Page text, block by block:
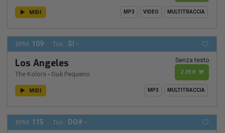
MIDI MP3 VIDEO MULTITRACCIA
BPM: 109 Ton.: SI -
Los Angeles
The Kolors - Guè Pequeno
Senza testo
2,19 €
MIDI MP3 MULTITRACCIA
BPM: 115 Ton.: DO# -